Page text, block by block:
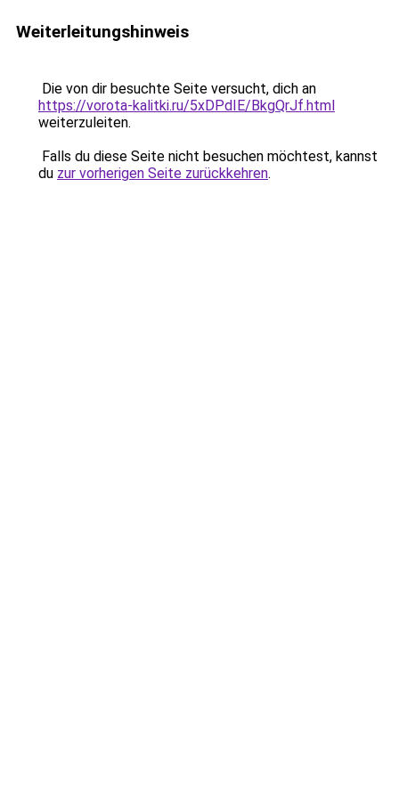
Weiterleitungshinweis
Die von dir besuchte Seite versucht, dich an
https://vorota-kalitki.ru/5xDPdIE/BkgQrJf.html
weiterzuleiten.
Falls du diese Seite nicht besuchen möchtest, kannst
du zur vorherigen Seite zurückkehren.